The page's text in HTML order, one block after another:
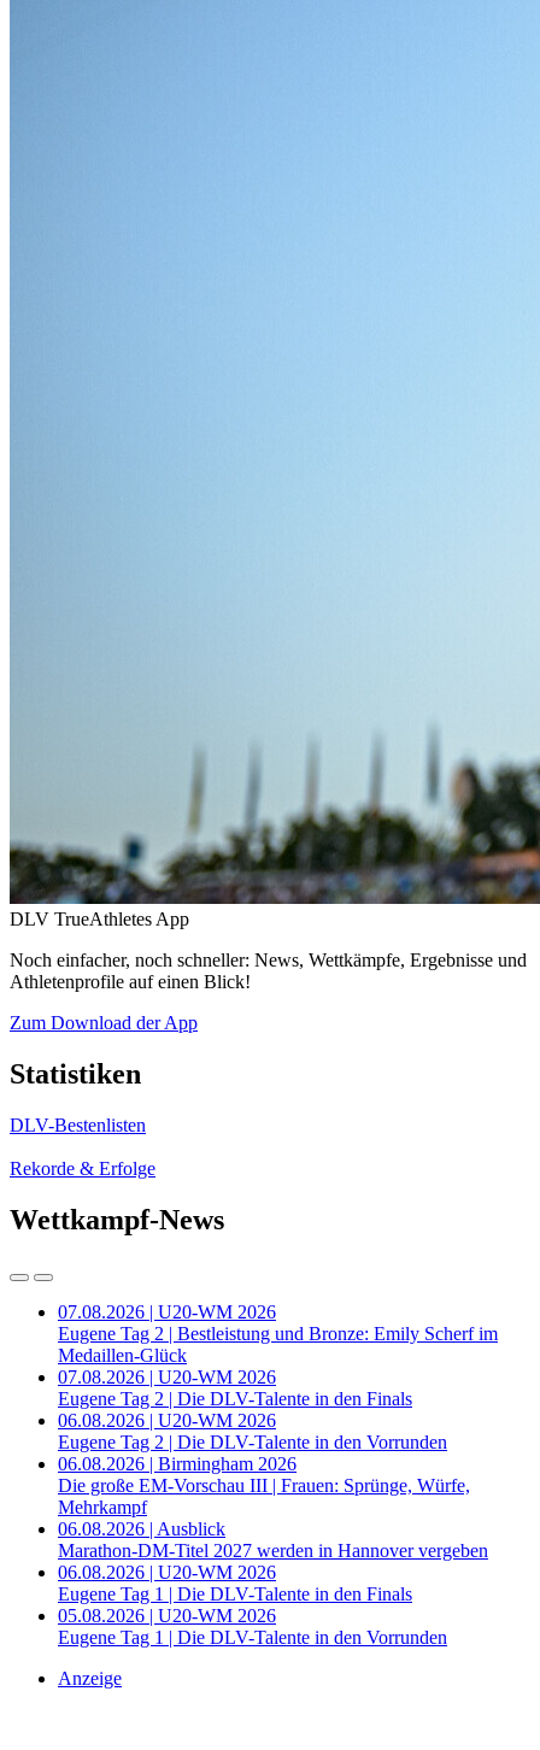
DLV TrueAthletes App
Noch einfacher, noch schneller: News, Wettkämpfe, Ergebnisse und
Athletenprofile auf einen Blick!
Zum Download der App
Statistiken
DLV-Bestenlisten
Rekorde & Erfolge
Wettkampf-News
07.08.2026 | U20-WM 2026
Eugene Tag 2 | Bestleistung und Bronze: Emily Scherf im
Medaillen-Glück
07.08.2026 | U20-WM 2026
Eugene Tag 2 | Die DLV-Talente in den Finals
06.08.2026 | U20-WM 2026
Eugene Tag 2 | Die DLV-Talente in den Vorrunden
06.08.2026 | Birmingham 2026
Die große EM-Vorschau III | Frauen: Sprünge, Würfe,
Mehrkampf
06.08.2026 | Ausblick
Marathon-DM-Titel 2027 werden in Hannover vergeben
06.08.2026 | U20-WM 2026
Eugene Tag 1 | Die DLV-Talente in den Finals
05.08.2026 | U20-WM 2026
Eugene Tag 1 | Die DLV-Talente in den Vorrunden
Anzeige